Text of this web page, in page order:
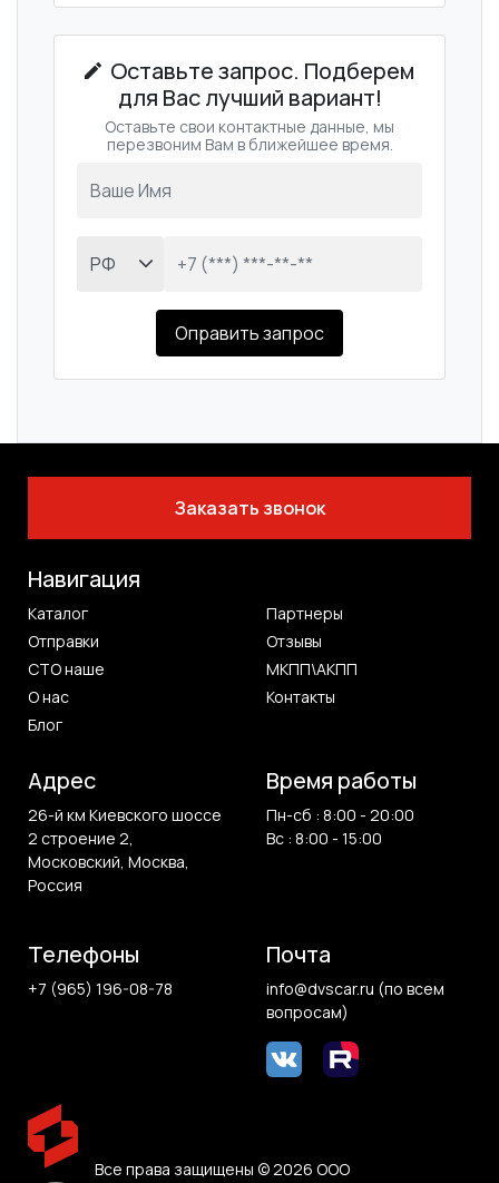
Оставьте запрос. Подберем
для Вас лучший вариант!
Оставьте свои контактные данные, мы
перезвоним Вам в ближейшее время.
Оправить запрос
Заказать звонок
Все права защищены © 2026 ООО
Навигация
Каталог
Партнеры
Отправки
Отзывы
СТО наше
МКПП\АКПП
О нас
Контакты
Блог
Адрес
26-й км Киевского шоссе
2 строение 2,
Московский, Москва,
Россия
Время работы
Пн-сб : 8:00 - 20:00
Вс : 8:00 - 15:00
Телефоны
+7 (965) 196-08-78
Почта
info@dvscar.ru (по всем
вопросам)